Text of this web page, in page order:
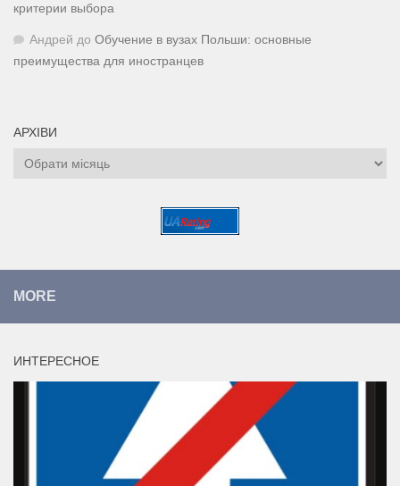
критерии выбора
Андрей до Обучение в вузах Польши: основные
преимущества для иностранцев
АРХІВИ
Архіви
MORE
ИНТЕРЕСНОЕ